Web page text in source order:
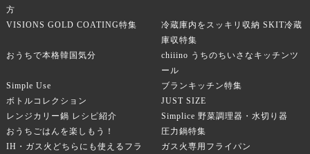
方
VISIONS GOLD COATING特集
冷蔵庫内をスッキリ収納 SKIT冷蔵
庫収特集
おうちで本格韓国気分
chiiino うちのちいさなキッチンツ
ール
Simple Use
ブランキッチン特集
ボトルコレクション
JUST SIZE
レンジカリー鍋 レシピ紹介
Simplice 野菜調理器・水切り器
おうちごはんを楽しもう！
圧力鍋特集
IH・ガス火どちらにも使えるフラ
ガス火専用フライパン